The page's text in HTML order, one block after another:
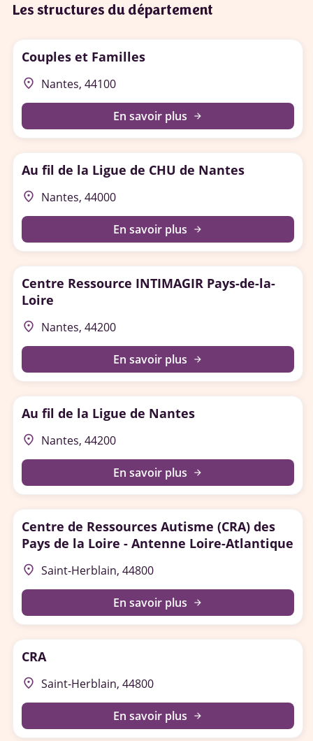
Les structures du département
Couples et Familles
place Nantes, 44100
En savoir plus arrow_forward
Au fil de la Ligue de CHU de Nantes
place Nantes, 44000
En savoir plus arrow_forward
Centre Ressource INTIMAGIR Pays-de-la-
Loire
place Nantes, 44200
En savoir plus arrow_forward
Au fil de la Ligue de Nantes
place Nantes, 44200
En savoir plus arrow_forward
Centre de Ressources Autisme (CRA) des
Pays de la Loire - Antenne Loire-Atlantique
place Saint-Herblain, 44800
En savoir plus arrow_forward
CRA
place Saint-Herblain, 44800
En savoir plus arrow_forward